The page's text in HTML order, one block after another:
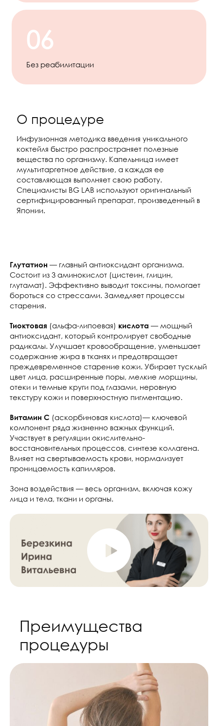
06
Без реабилитации
О процедуре
Инфузионная методика введения уникального
коктейля быстро распространяет полезные
вещества по организму. Капельница имеет
мультитаргетное действие, а каждая ее
составляющая выполняет свою работу.
Специалисты BG LAB используют оригинальный
сертифицированный препарат, произведенный в
Японии.
Глутатион — главный антиоксидант организма.
Состоит из 3 аминокислот (цистеин, глицин,
глутамат). Эффективно выводит токсины, помогает
бороться со стрессами. Замедляет процессы
старения.
Тиоктовая (альфа-липоевая) кислота — мощный
антиоксидант, который контролирует свободные
радикалы. Улучшает кровообращение, уменьшает
содержание жира в тканях и предотвращает
преждевременное старение кожи. Убирает тусклый
цвет лица, расширенные поры, мелкие морщины,
отеки и темные круги под глазами, неровную
текстуру кожи и поверхностную пигментацию.
Витамин С (аскорбиновая кислота)— ключевой
компонент ряда жизненно важных функций.
Участвует в регуляции окислительно-
восстановительных процессов, синтезе коллагена.
Влияет на свертываемость крови, нормализует
проницаемость капилляров.
Зона воздействия — весь организм, включая кожу
лица и тела, ткани и органы.
Преимущества
процедуры